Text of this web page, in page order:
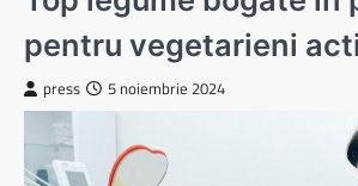
pentru vegetarieni
press 5 noiembrie 2024